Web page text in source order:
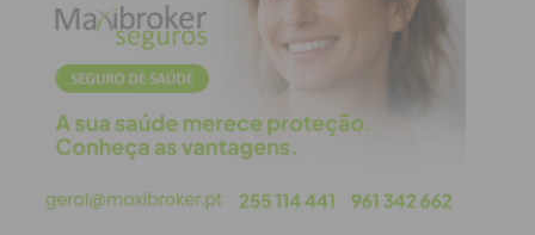
Eu li e concordo com ostermos e
condições